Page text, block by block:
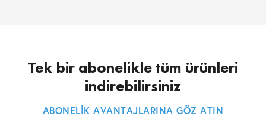
Tek bir abonelikle tüm ürünleri
indirebilirsiniz
ABONELİK AVANTAJLARINA GÖZ ATIN